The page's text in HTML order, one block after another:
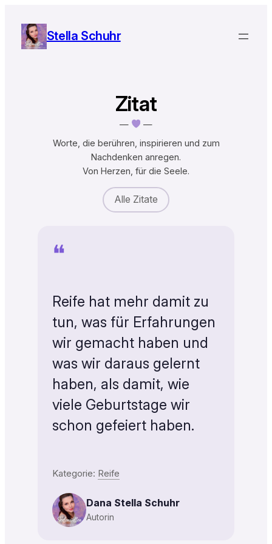
Inhalt
springen
Stella Schuhr
Zitat
—
—
Worte, die berühren, inspirieren und zum
Nachdenken anregen.
Von Herzen, für die Seele.
Alle Zitate
❝
Reife hat mehr damit zu
tun, was für Erfahrungen
wir gemacht haben und
was wir daraus gelernt
haben, als damit, wie
viele Geburtstage wir
schon gefeiert haben.
Kategorie: Reife
Dana Stella Schuhr
Autorin